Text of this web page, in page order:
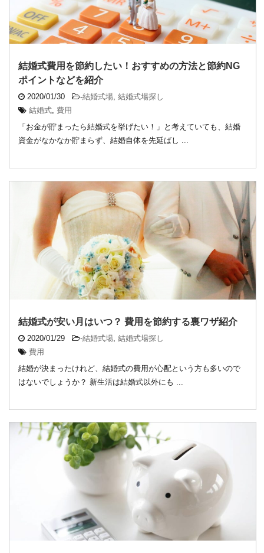
結婚式費用を節約したい！おすすめの方法と節約NG
ポイントなどを紹介
2020/01/30 -結婚式場 結婚式場探し
結婚式 費用
「お金が貯まったら結婚式を挙げたい！」と考えていても、結婚
資金がなかなか貯まらず、結婚自体を先延ばし ...
結婚式が安い月はいつ？ 費用を節約する裏ワザ紹介
2020/01/29 -結婚式場 結婚式場探し
費用
結婚が決まったけれど、結婚式の費用が心配という方も多いので
はないでしょうか？ 新生活は結婚式以外にも ...